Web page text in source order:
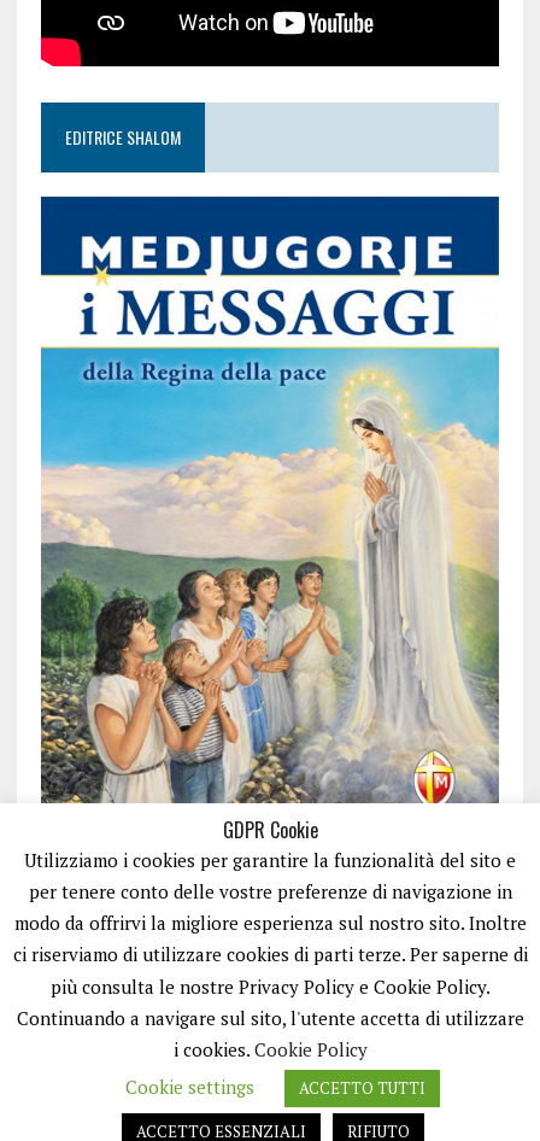
EDITRICE SHALOM
ISCRIVITI
GDPR Cookie
Utilizziamo i cookies per garantire la funzionalità del sito e
per tenere conto delle vostre preferenze di navigazione in
modo da offrirvi la migliore esperienza sul nostro sito. Inoltre
ci riserviamo di utilizzare cookies di parti terze. Per saperne di
più consulta le nostre Privacy Policy e Cookie Policy.
Continuando a navigare sul sito, l'utente accetta di utilizzare
i cookies. Cookie Policy
Cookie settings
ACCETTO TUTTI
ACCETTO ESSENZIALI
RIFIUTO